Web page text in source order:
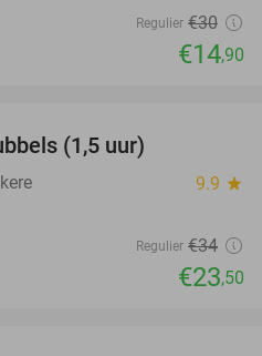
Regulier €30
€14,90
(1,5 uur)
9.9 star
Regulier €34
€23,50